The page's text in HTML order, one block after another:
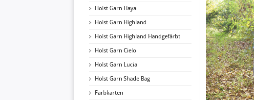
Holst Garn Haya
Holst Garn Highland
Holst Garn Highland Handgefärbt
Holst Garn Cielo
Holst Garn Lucia
Holst Garn Shade Bag
Farbkarten